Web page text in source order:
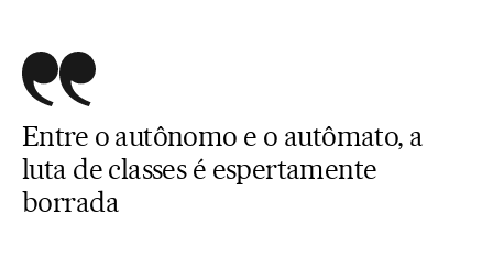
Entre o autônomo e o autômato, a
luta de classes é espertamente
borrada